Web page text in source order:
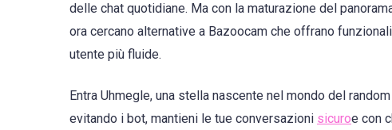
delle chat quotidiane. Ma con la maturazione del
ora cercano alternative a Bazoocam che offrano
utente più fluide.
Entra Uhmegle, una stella nascente nel mondo del random
evitando i bot, mantieni le tue conversazioni sicuroe con